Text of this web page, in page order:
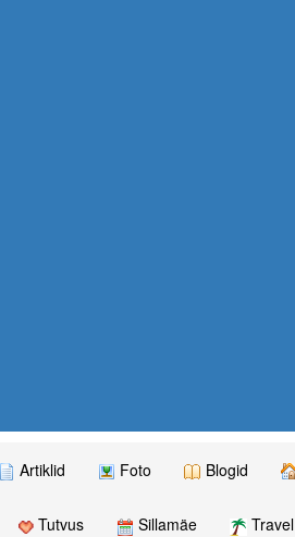
Artiklid Foto Blogid
Tutvus Sillamäe
Travel